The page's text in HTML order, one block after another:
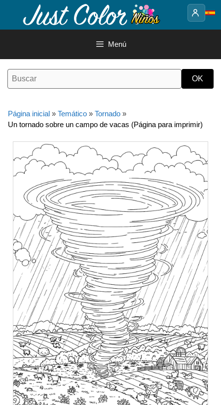
contenido
Menú
Página inicial » Temático » Tornado »
Un tornado sobre un campo de vacas (Página para imprimir)